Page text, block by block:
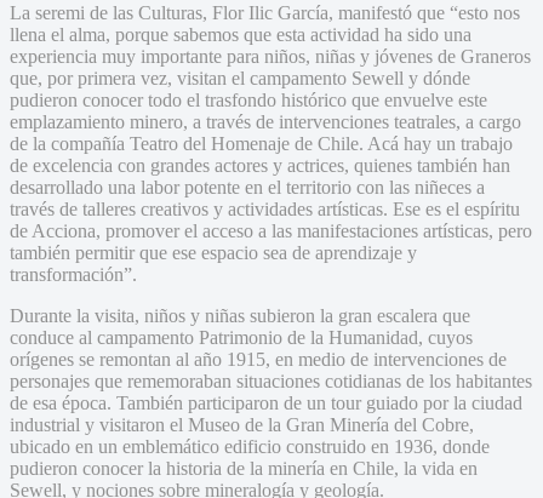
La seremi de las Culturas, Flor Ilic García, manifestó que “esto nos
llena el alma, porque sabemos que esta actividad ha sido una
experiencia muy importante para niños, niñas y jóvenes de Graneros
que, por primera vez, visitan el campamento Sewell y dónde
pudieron conocer todo el trasfondo histórico que envuelve este
emplazamiento minero, a través de intervenciones teatrales, a cargo
de la compañía Teatro del Homenaje de Chile. Acá hay un trabajo
de excelencia con grandes actores y actrices, quienes también han
desarrollado una labor potente en el territorio con las niñeces a
través de talleres creativos y actividades artísticas. Ese es el espíritu
de Acciona, promover el acceso a las manifestaciones artísticas, pero
también permitir que ese espacio sea de aprendizaje y
transformación”.
Durante la visita, niños y niñas subieron la gran escalera que
conduce al campamento Patrimonio de la Humanidad, cuyos
orígenes se remontan al año 1915, en medio de intervenciones de
personajes que rememoraban situaciones cotidianas de los habitantes
de esa época. También participaron de un tour guiado por la ciudad
industrial y visitaron el Museo de la Gran Minería del Cobre,
ubicado en un emblemático edificio construido en 1936, donde
pudieron conocer la historia de la minería en Chile, la vida en
Sewell, y nociones sobre mineralogía y geología.